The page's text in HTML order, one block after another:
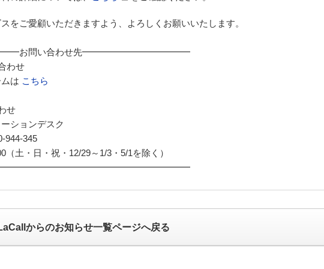
をご愛顧いただきますよう、よろしくお願いいたします。
お問い合わせ先━━━━━━━━━━━━
わせ
は こちら
せ
ションデスク
944-345
（土・日・祝・12/29～1/3・5/1を除く）
からのお知らせ一覧ページへ戻る